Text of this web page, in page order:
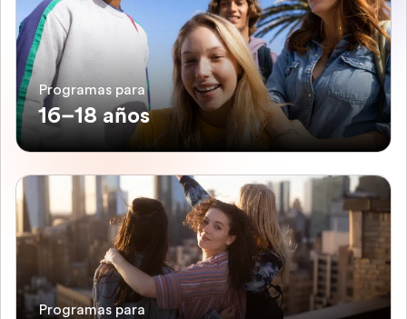
Programas para
16–18 años
Programas para